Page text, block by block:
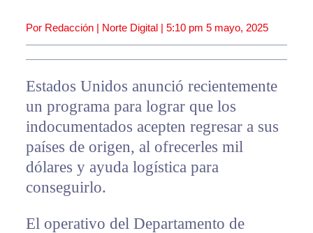
Por Redacción | Norte Digital | 5:10 pm 5 mayo, 2025
Estados Unidos anunció recientemente
un programa para lograr que los
indocumentados acepten regresar a sus
países de origen, al ofrecerles mil
dólares y ayuda logística para
conseguirlo.
El operativo del Departamento de